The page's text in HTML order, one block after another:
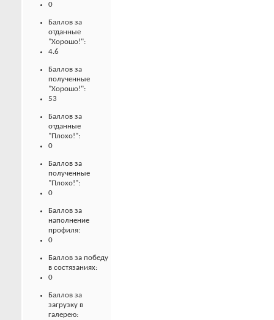
0
Баллов за
отданные
"Хорошо!":
4.6
Баллов за
полученные
"Хорошо!":
53
Баллов за
отданные
"Плохо!":
0
Баллов за
полученные
"Плохо!":
0
Баллов за
наполнение
профиля:
0
Баллов за победу
в состязаниях:
0
Баллов за
загрузку в
галерею: